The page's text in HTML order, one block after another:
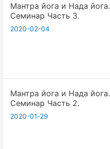
Мантра йога и Нада йога.
Семинар Часть 3.
2020-02-04
Мантра йога и Нада йога.
Семинар Часть 2.
2020-01-29